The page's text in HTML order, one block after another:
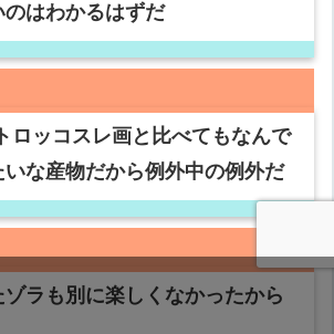
のはわかるはずだ
ロッコスレ画と比べてもなんで
いな産物だから例外中の例外だ
ラも別に楽しくなかったから